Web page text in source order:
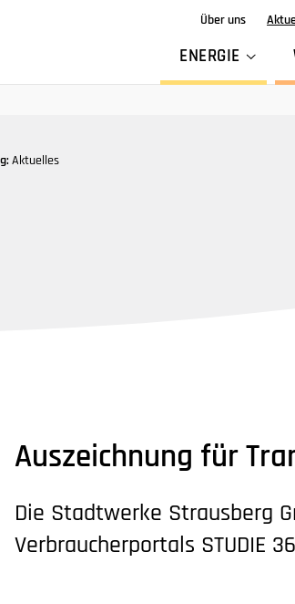
Über uns
ENERGIE
Aktuelles
Auszeichnung für
Die Stadtwerke Strausberg
Verbraucherportals STUDIE